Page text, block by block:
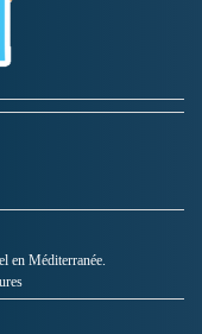
en Méditerranée.